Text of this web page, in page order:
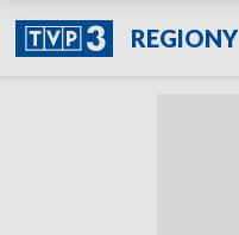
REGIONY